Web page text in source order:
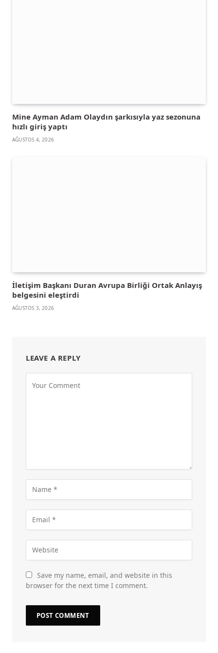
Mine Ayman Adam Olaydın şarkısıyla yaz sezonuna
hızlı giriş yaptı
AĞUSTOS 4, 2026
İletişim Başkanı Duran Avrupa Birliği Ortak Anlayış
belgesini eleştirdi
AĞUSTOS 3, 2026
LEAVE A REPLY
Save my name, email, and website in this
browser for the next time I comment.